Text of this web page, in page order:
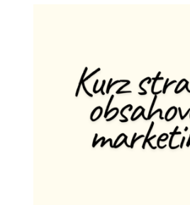
CONTACT
CART / KOŠÍK